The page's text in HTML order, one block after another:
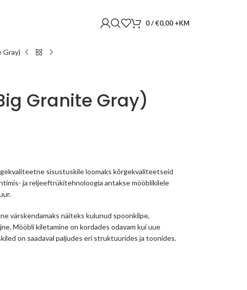
0/€0,00
Gray)
Granite Gray)
sisustuskile loomaks kõrgekvaliteetseid
ja reljeeftrükitehnoloogia antakse mööblikilele
värskendamaks näiteks kulunud spoonkilpe,
Mööbli kiletamine on kordades odavam kui uue
on saadaval paljudes eri struktuurides ja toonides.